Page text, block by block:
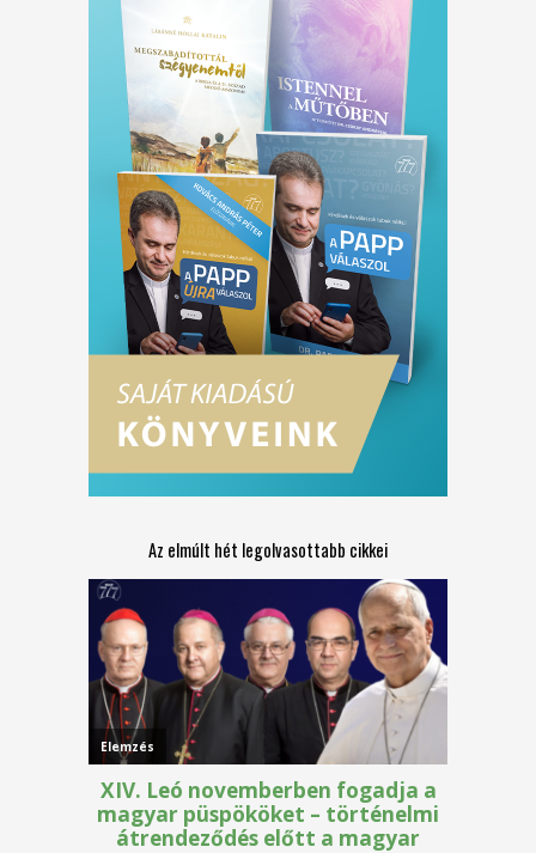
Az elmúlt hét legolvasottabb cikkei